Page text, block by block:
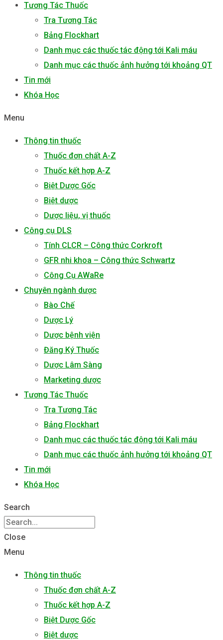
Tương Tác Thuốc
Tra Tương Tác
Bảng Flockhart
Danh mục các thuốc tác động tới Kali máu
Danh mục các thuốc ảnh hưởng tới khoảng QT
Tin mới
Khóa Học
Menu
Thông tin thuốc
Thuốc đơn chất A-Z
Thuốc kết hợp A-Z
Biệt Dược Gốc
Biệt dược
Dược liệu, vị thuốc
Công cụ DLS
Tính CLCR – Công thức Corkroft
GFR nhi khoa – Công thức Schwartz
Công Cụ AWaRe
Chuyên ngành dược
Bào Chế
Dược Lý
Dược bệnh viện
Đăng Ký Thuốc
Dược Lâm Sàng
Marketing dược
Tương Tác Thuốc
Tra Tương Tác
Bảng Flockhart
Danh mục các thuốc tác động tới Kali máu
Danh mục các thuốc ảnh hưởng tới khoảng QT
Tin mới
Khóa Học
Search
Close
Menu
Thông tin thuốc
Thuốc đơn chất A-Z
Thuốc kết hợp A-Z
Biệt Dược Gốc
Biệt dược